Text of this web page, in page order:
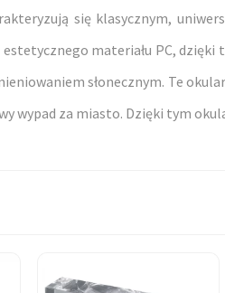
się klasycznym,
materiału PC,
słonecznym. Te
wypad za miasto. Dzięki tym